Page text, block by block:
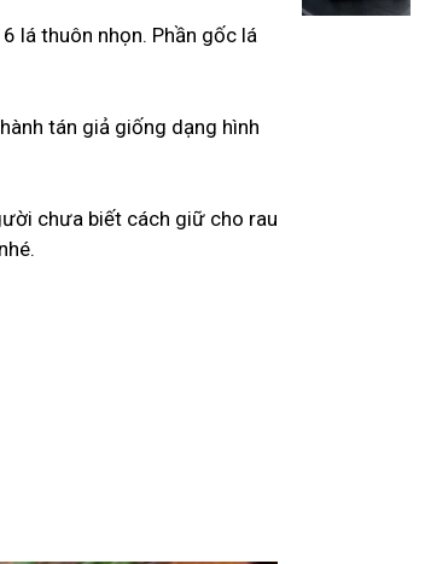
lá thuôn nhọn. Phần gốc lá
tán giả giống dạng hình
chưa biết cách giữ cho rau